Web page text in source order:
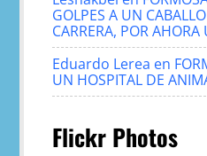
GOLPES A UN
CARRERA, POR
Eduardo Lerea en
UN HOSPITAL DE
Flickr Photos